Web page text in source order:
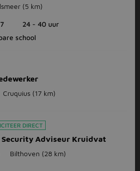
(5 km)
24 - 40 uur
school
Cruquius (17 km)
DIRECT
Security Adviseur Kruidvat
Bilthoven (28 km)